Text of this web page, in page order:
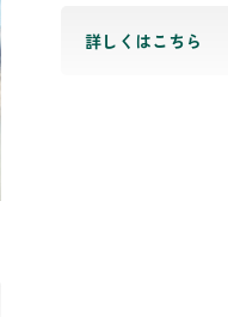
詳しくはこちら